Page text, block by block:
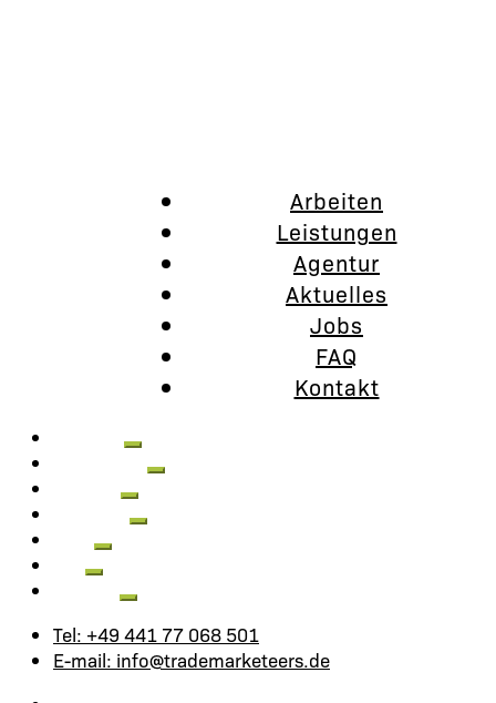
Arbeiten
Leistungen
Agentur
Aktuelles
Jobs
FAQ
Kontakt
Tel: +49 441 77 068 501
E-mail: info@trademarketeers.de